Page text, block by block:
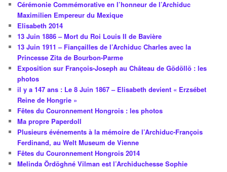
Cérémonie Commémorative en l’honneur de l’Archiduc
Maximilien Empereur du Mexique
Elisabeth 2014
13 Juin 1886 – Mort du Roi Louis II de Bavière
13 Juin 1911 – Fiançailles de l’Archiduc Charles avec la
Princesse Zita de Bourbon-Parme
Exposition sur François-Joseph au Château de Gödöllö : les
photos
il y a 147 ans : Le 8 Juin 1867 – Elisabeth devient « Erzsébet
Reine de Hongrie »
Fêtes du Couronnement Hongrois : les photos
Ma propre Paperdoll
Plusieurs événements à la mémoire de l’Archiduc-François
Ferdinand, au Welt Museum de Vienne
Fêtes du Couronnement Hongrois 2014
Melinda Ördöghné Vilman est l’Archiduchesse Sophie